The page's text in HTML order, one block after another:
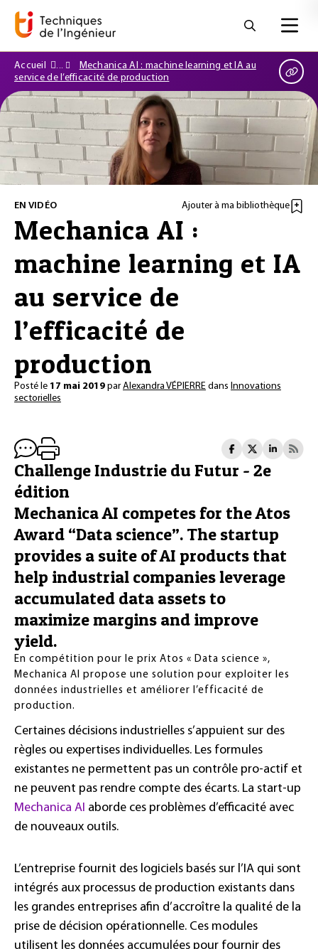
Accueil
Mechanica AI : machine learning et IA au
service de l’efficacité de production
EN VIDÉO Ajouter à ma bibliothèque
Mechanica AI :
machine learning et IA
au service de
l’efficacité de
production
Posté le 17 mai 2019 parAlexandra VÉPIERRE dans Innovations
sectorielles
Challenge Industrie du Futur - 2e
édition
Mechanica AI competes for the Atos
Award “Data science”. The startup
provides a suite of AI products that
help industrial companies leverage
accumulated data assets to
maximize margins and improve
yield.
En compétition pour le prix Atos « Data science »,
Mechanica AI propose une solution pour exploiter les
données industrielles et améliorer l’efficacité de
production.
Certaines décisions industrielles s’appuient sur des
règles ou expertises individuelles. Les formules
existantes ne permettent pas un contrôle pro-actif et
ne peuvent pas rendre compte des écarts. La start-up
Mechanica AI aborde ces problèmes d’efficacité avec
de nouveaux outils.
L’entreprise fournit des logiciels basés sur l’IA qui sont
intégrés aux processus de production existants dans
les grandes entreprises afin d’accroître la qualité de la
prise de décision opérationnelle. Ces modules
utilisent les données accumulées pour fournir des